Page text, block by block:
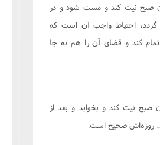
صبح نیت کند و مست شود و در
گردد، احتیاط واجب آن است که
تمام کند و قضای آن را هم به جا
صبح نیت کند و بخوابد و بعد از
روزه‌اش صحیح است.